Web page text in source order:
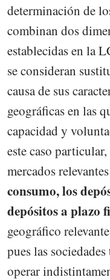
determinación de
combinan dos
establecidas en la
se consideran
causa de sus
geográficas en las
capacidad y
este caso
mercados relevantes
consumo, los
depósitos a plazo
geográfico
pues las
operar